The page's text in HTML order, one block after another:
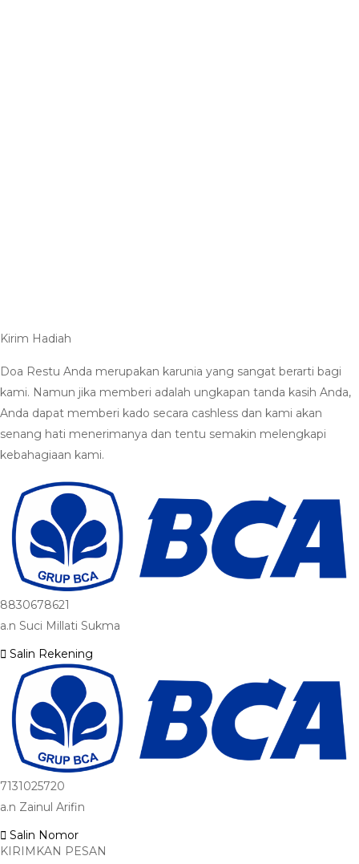
Kirim Hadiah
Doa Restu Anda merupakan karunia yang sangat berarti bagi
kami. Namun jika memberi adalah ungkapan tanda kasih Anda,
Anda dapat memberi kado secara cashless dan kami akan
senang hati menerimanya dan tentu semakin melengkapi
kebahagiaan kami.
8830678621
a.n Suci Millati Sukma
Salin Rekening
7131025720
a.n Zainul Arifin
Salin Nomor
KIRIMKAN PESAN